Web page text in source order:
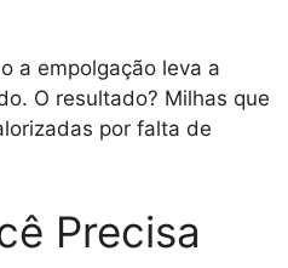
a empolgação leva a
O resultado? Milhas que
por falta de
Precisa